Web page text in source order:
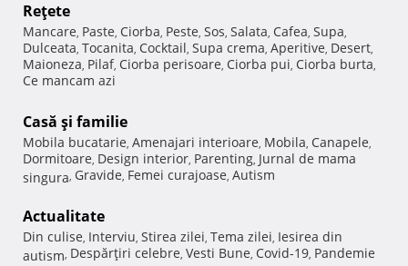
Reţete
Mancare, Paste, Ciorba, Peste, Sos, Salata, Cafea, Supa,
Dulceata, Tocanita, Cocktail, Supa crema, Aperitive, Desert,
Maioneza, Pilaf, Ciorba perisoare, Ciorba pui, Ciorba burta,
Ce mancam azi
Casă şi familie
Mobila bucatarie, Amenajari interioare, Mobila, Canapele,
Dormitoare, Design interior, Parenting, Jurnal de mama
singura, Gravide, Femei curajoase, Autism
Actualitate
Din culise, Interviu, Stirea zilei, Tema zilei, Iesirea din
autism, Despărţiri celebre, Vesti Bune, Covid-19, Pandemie